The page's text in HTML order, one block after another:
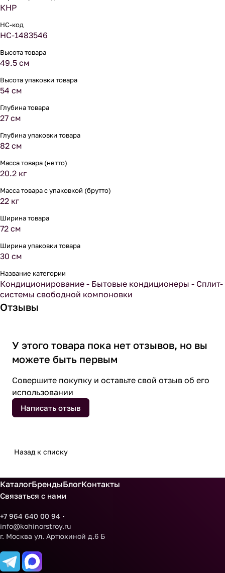
КНР
НС-код
НС-1483546
Высота товара
49.5 см
Высота упаковки товара
54 см
Глубина товара
27 см
Глубина упаковки товара
82 см
Масса товара (нетто)
20.2 кг
Масса товара с упаковкой (брутто)
22 кг
Ширина товара
72 см
Ширина упаковки товара
30 см
Название категории
Кондиционирование - Бытовые кондиционеры - Сплит-
системы свободной компоновки
Отзывы
У этого товара пока нет отзывов, но вы
можете быть первым
Совершите покупку и оставьте свой отзыв об его
использовании
Написать отзыв
Назад к списку
КаталогБрендыБлогКонтакты
Связаться с нами
+7 964 640 00 94
info@kohinorstroy.ru
г. Москва ул. Артюхиной д.6 Б